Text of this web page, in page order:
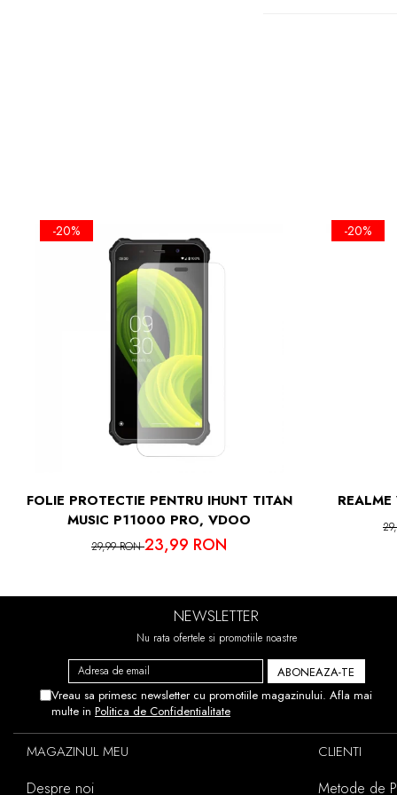
•KIT
IN CAZUL
-20%
FOLIE PROTECTIE PENTRU IHUNT TITAN
MUSIC P11000 PRO, VDOO
29,99 RON23,99 RON
-20%
NEWSLETTER
Nu rata ofertele si promotiile noastre
Vreau sa primesc newsletter cu promotiile magazinului. Afla mai
multe in Politica de Confidentialitate
MAGAZINUL MEU
Despre noi
CLIENTI
Metode de